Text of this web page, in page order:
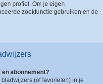
profiel. Om je eigen
zoekfunctie gebruiken en de
abonnement?
(of favorieten) in je